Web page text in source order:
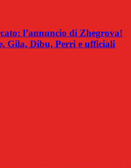
l’annuncio di Zhegrova!
Gila, Dibu, Perri e ufficiali